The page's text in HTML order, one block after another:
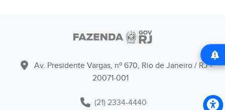
Av. Presidente Vargas, nº 670, Rio de Janeiro / RJ -
20071-001
(21) 2334-4440